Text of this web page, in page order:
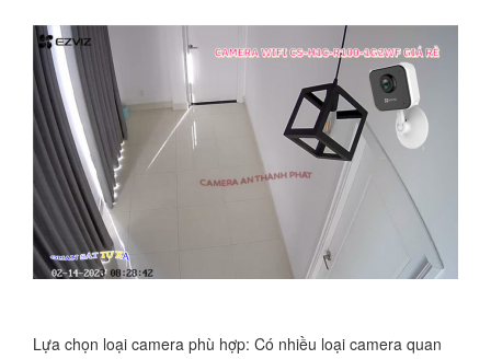
Lựa chọn loại camera phù hợp: Có nhiều loại camera quan